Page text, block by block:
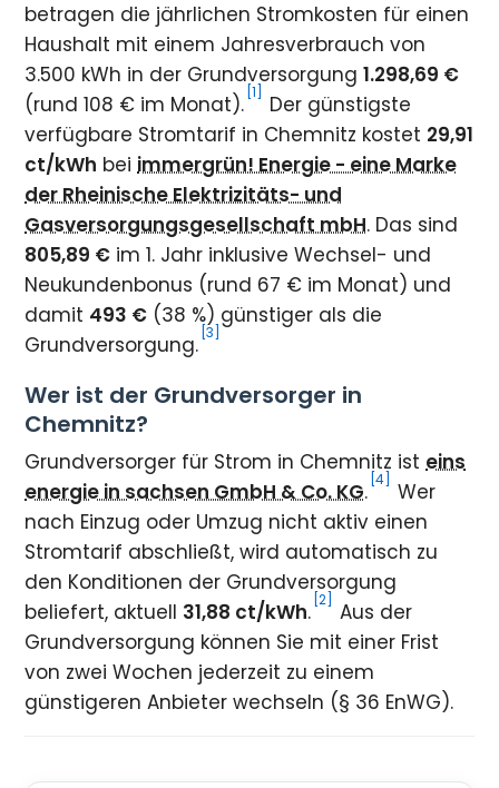
betragen die jährlichen Stromkosten für einen
Haushalt mit einem Jahresverbrauch von
3.500 kWh in der Grundversorgung1.298,69 €
(rund 108 € im Monat). [1]
Der günstigste
verfügbare Stromtarif in Chemnitz kostet 29,91
ct/kWh beiimmergrün! Energie - eine Marke
der Rheinische Elektrizitäts- und
Gasversorgungsgesellschaft mbH. Das sind
805,89 € im 1. Jahr inklusive Wechsel- und
Neukundenbonus (rund 67 € im Monat) und
damit 493 € (38 %) günstiger als die
Grundversorgung. [3]
Wer ist der Grundversorger in
Chemnitz?
Grundversorger für Strom in Chemnitz isteins
energie in sachsen GmbH & Co. KG. [4]
Wer
nach Einzug oder Umzug nicht aktiv einen
Stromtarif abschließt, wird automatisch zu
den Konditionen der Grundversorgung
beliefert, aktuell 31,88 ct/kWh. [2]
Aus der
Grundversorgung können Sie mit einer Frist
von zwei Wochen jederzeit zu einem
günstigeren Anbieter wechseln (§ 36 EnWG).